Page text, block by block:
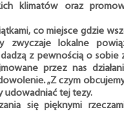
klimatów oraz
co miejsce gdzie
zwyczaje lokalne
z pewnością o sobie
przez nas
„Z czym
udowadniać tej tezy.
się pięknymi